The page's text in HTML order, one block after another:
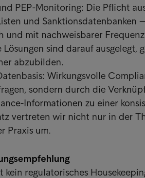
PEP-Monitoring: Die Pflicht
und Sanktionsdatenbanken
und mit nachweisbarer
Lösungen sind darauf ausgelegt,
abzubilden.
Wirkungsvolle
sondern durch die
Informationen zu einer
vertreten wir nicht nur in der
Praxis um.
kein regulatorisches